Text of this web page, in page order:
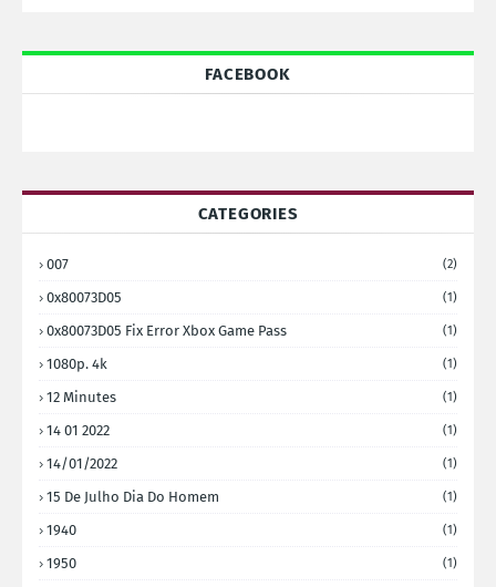
FACEBOOK
CATEGORIES
007 (2)
0x80073D05 (1)
0x80073D05 Fix Error Xbox Game Pass (1)
1080p. 4k (1)
12 Minutes (1)
14 01 2022 (1)
14/01/2022 (1)
15 De Julho Dia Do Homem (1)
1940 (1)
1950 (1)